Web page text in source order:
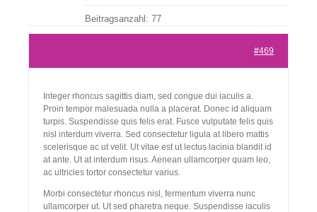
Kontakt
Beitragsanzahl: 77
#469
Integer rhoncus sagittis diam, sed congue dui iaculis a.
Proin tempor malesuada nulla a placerat. Donec id aliquam
turpis. Suspendisse quis felis erat. Fusce vulputate felis quis
nisl interdum viverra. Sed consectetur ligula at libero mattis
scelerisque ac ut velit. Ut vitae est ut lectus lacinia blandit id
at ante. Ut at interdum risus. Aenean ullamcorper quam leo,
ac ultricies tortor consectetur varius.
Morbi consectetur rhoncus nisl, fermentum viverra nunc
ullamcorper ut. Ut sed pharetra neque. Suspendisse iaculis